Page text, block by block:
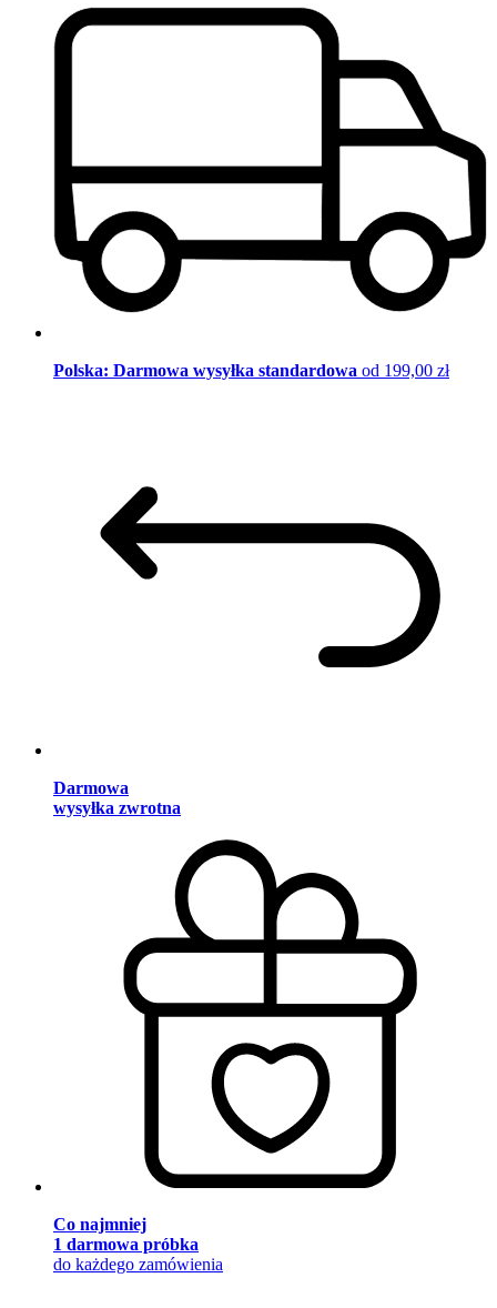
Polska: Darmowa wysyłka standardowa od 199,00 zł
Darmowa
wysyłka zwrotna
Co najmniej
1 darmowa próbka
do każdego zamówienia